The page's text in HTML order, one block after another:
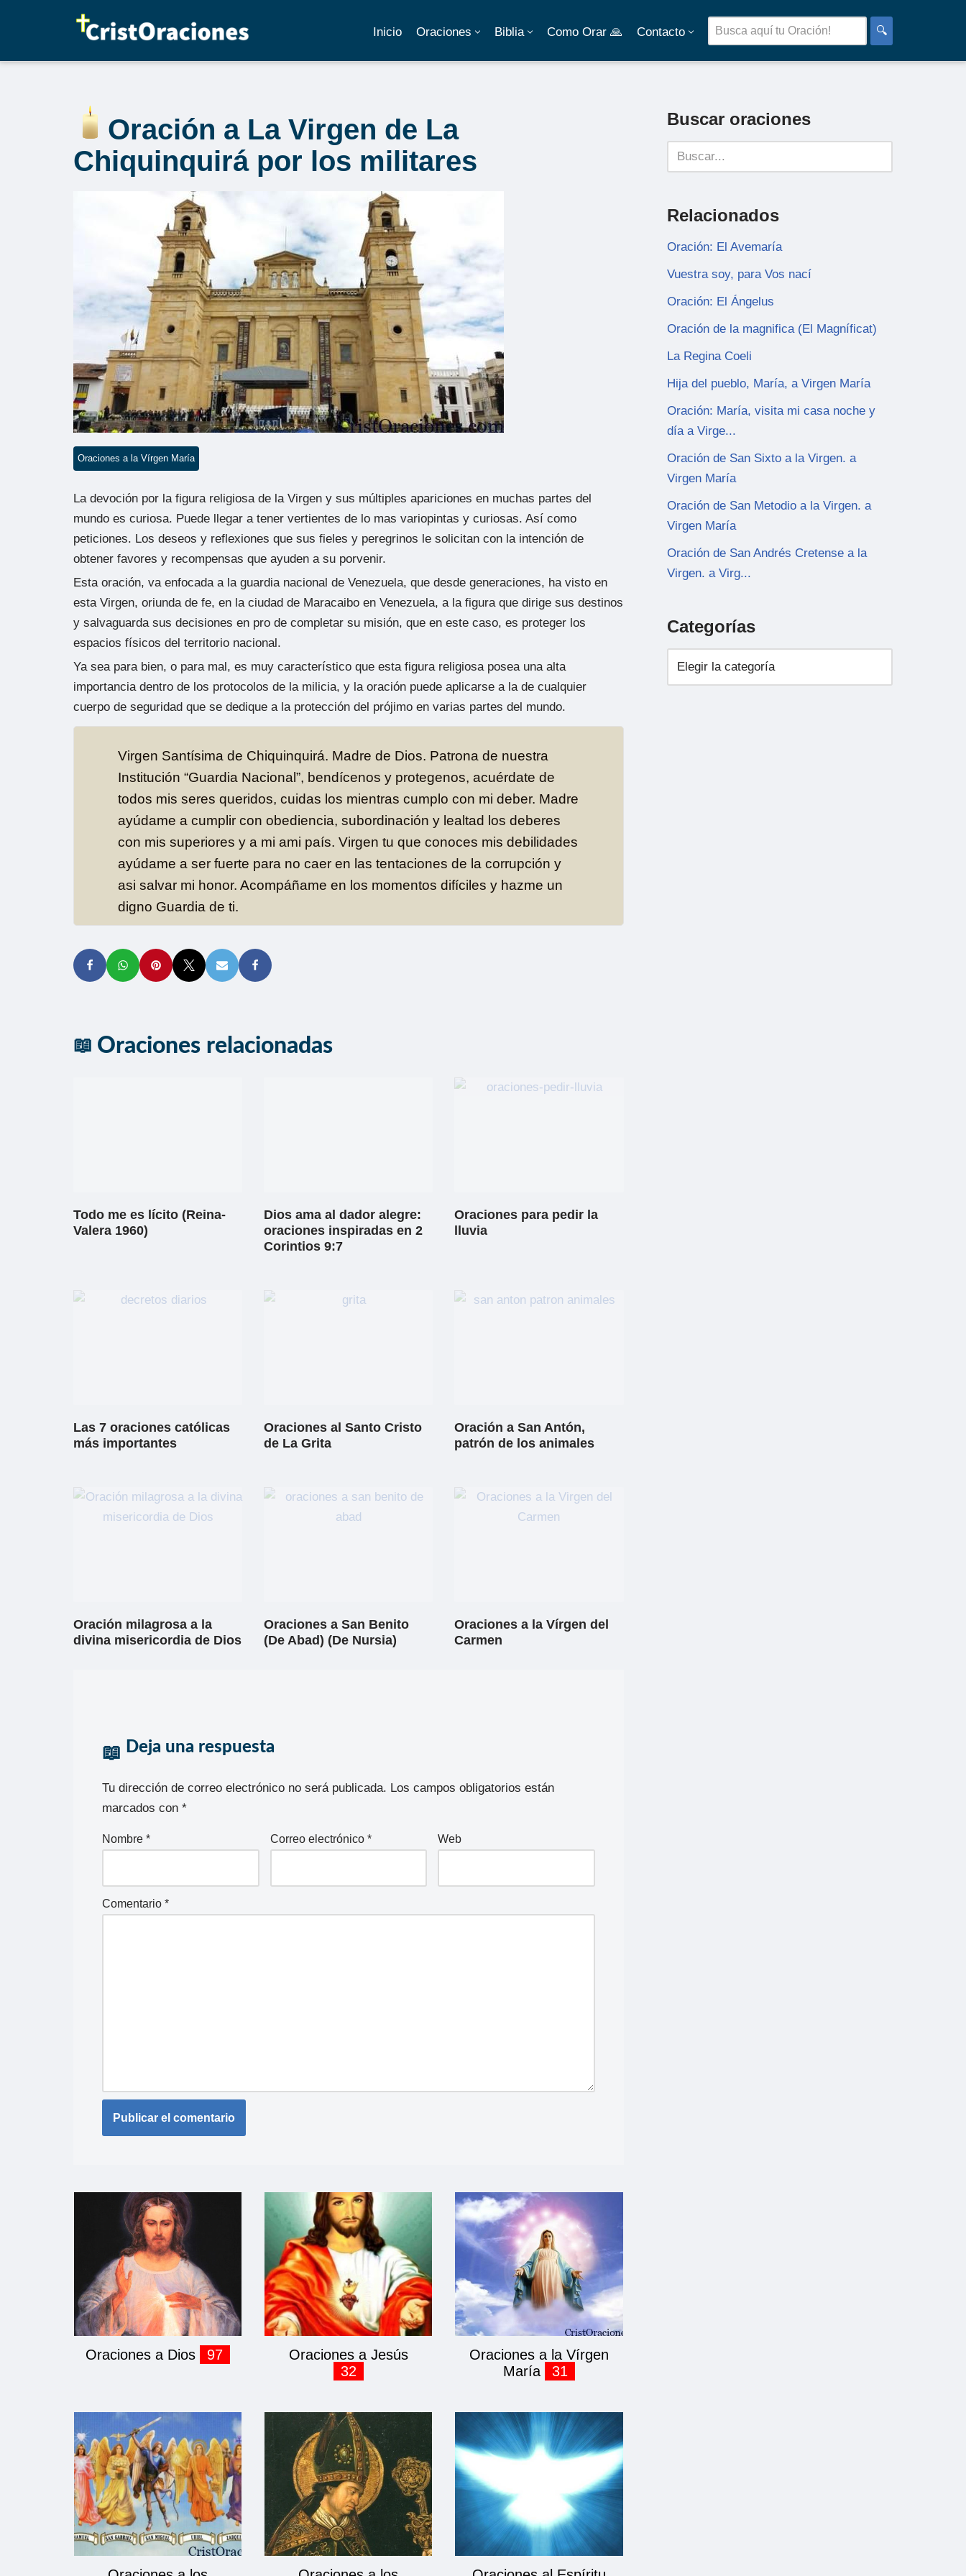
al
Inicio Oraciones Biblia Como Orar 🙏 Contacto 🔍
Oración a La Virgen de La
Chiquinquirá por los militares
Oraciones a la Vírgen María
La devoción por la figura religiosa de la Virgen y sus múltiples apariciones en muchas partes del
mundo es curiosa. Puede llegar a tener vertientes de lo mas variopintas y curiosas. Así como
peticiones. Los deseos y reflexiones que sus fieles y peregrinos le solicitan con la intención de
obtener favores y recompensas que ayuden a su porvenir.
Esta oración, va enfocada a la guardia nacional de Venezuela, que desde generaciones, ha visto en
esta Virgen, oriunda de fe, en la ciudad de Maracaibo en Venezuela, a la figura que dirige sus destinos
y salvaguarda sus decisiones en pro de completar su misión, que en este caso, es proteger los
espacios físicos del territorio nacional.
Ya sea para bien, o para mal, es muy característico que esta figura religiosa posea una alta
importancia dentro de los protocolos de la milicia, y la oración puede aplicarse a la de cualquier
cuerpo de seguridad que se dedique a la protección del prójimo en varias partes del mundo.
Virgen Santísima de Chiquinquirá. Madre de Dios. Patrona de nuestra
Institución “Guardia Nacional”, bendícenos y protegenos, acuérdate de
todos mis seres queridos, cuidas los mientras cumplo con mi deber. Madre
ayúdame a cumplir con obediencia, subordinación y lealtad los deberes
con mis superiores y a mi ami país. Virgen tu que conoces mis debilidades
ayúdame a ser fuerte para no caer en las tentaciones de la corrupción y
asi salvar mi honor. Acompáñame en los momentos difíciles y hazme un
digno Guardia de ti.
Oraciones relacionadas
Todo me es lícito (Reina-
Valera 1960)
Dios ama al dador alegre:
oraciones inspiradas en 2
Corintios 9:7
Oraciones para pedir la
lluvia
Las 7 oraciones católicas
más importantes
Oraciones al Santo Cristo
de La Grita
Oración a San Antón,
patrón de los animales
Oración milagrosa a la
divina misericordia de Dios
Oraciones a San Benito
(De Abad) (De Nursia)
Oraciones a la Vírgen del
Carmen
Deja una respuesta
Tu dirección de correo electrónico no será publicada. Los campos obligatorios están
marcados con *
Nombre * Correo electrónico * Web
Comentario *
Oraciones a Dios 97
Oraciones a Jesús
32
Oraciones a la Vírgen
María
31
Buscar oraciones
Relacionados
Oración: El Avemaría
Vuestra soy, para Vos nací
Oración: El Ángelus
Oración de la magnifica (El Magníficat)
La Regina Coeli
Hija del pueblo, María, a Virgen María
Oración: María, visita mi casa noche y
día a Virge...
Oración de San Sixto a la Virgen. a
Virgen María
Oración de San Metodio a la Virgen. a
Virgen María
Oración de San Andrés Cretense a la
Virgen. a Virg...
Categorías